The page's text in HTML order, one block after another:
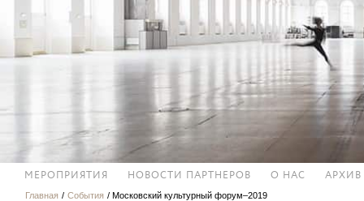
МЕРОПРИЯТИЯ НОВОСТИ ПАРТНЕРОВ О НАС АРХИВ
Главная / События / Московский культурный форум–2019